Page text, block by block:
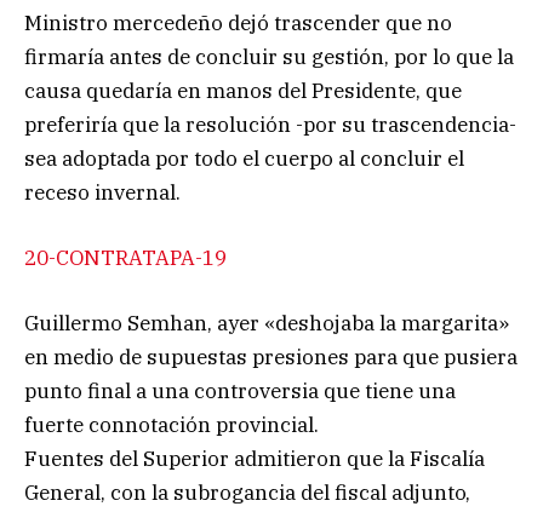
Ministro mercedeño dejó trascender que no
firmaría antes de concluir su gestión, por lo que la
causa quedaría en manos del Presidente, que
preferiría que la resolución -por su trascendencia-
sea adoptada por todo el cuerpo al concluir el
receso invernal.
20-CONTRATAPA-19
Guillermo Semhan, ayer «deshojaba la margarita»
en medio de supuestas presiones para que pusiera
punto final a una controversia que tiene una
fuerte connotación provincial.
Fuentes del Superior admitieron que la Fiscalía
General, con la subrogancia del fiscal adjunto,